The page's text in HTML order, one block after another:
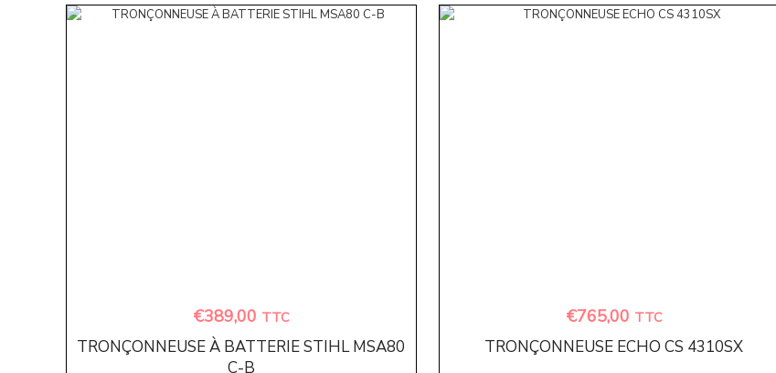
€389,00 TTC
TRONÇONNEUSE À BATTERIE STIHL MSA80
C-B
€765,00 TTC
TRONÇONNEUSE ECHO CS 4310SX